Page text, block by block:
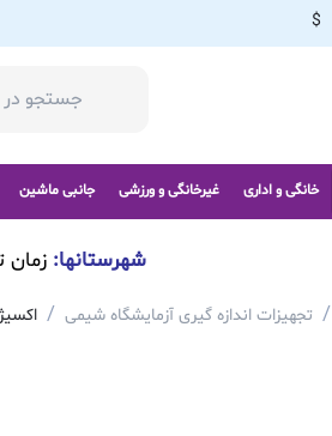
$
خانگی و اداری غیرخانگی و ورزشی جانبی ماشین
شهرستانها:
/ تجهیزات اندازه گیری آزمایشگاه شیمی /